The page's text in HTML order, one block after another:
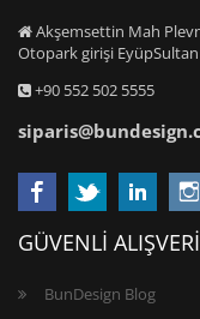
Akşemsettin Mah
Otopark girişi
+90 552 502 5555
GÜVENLİ
BunDesign Blog